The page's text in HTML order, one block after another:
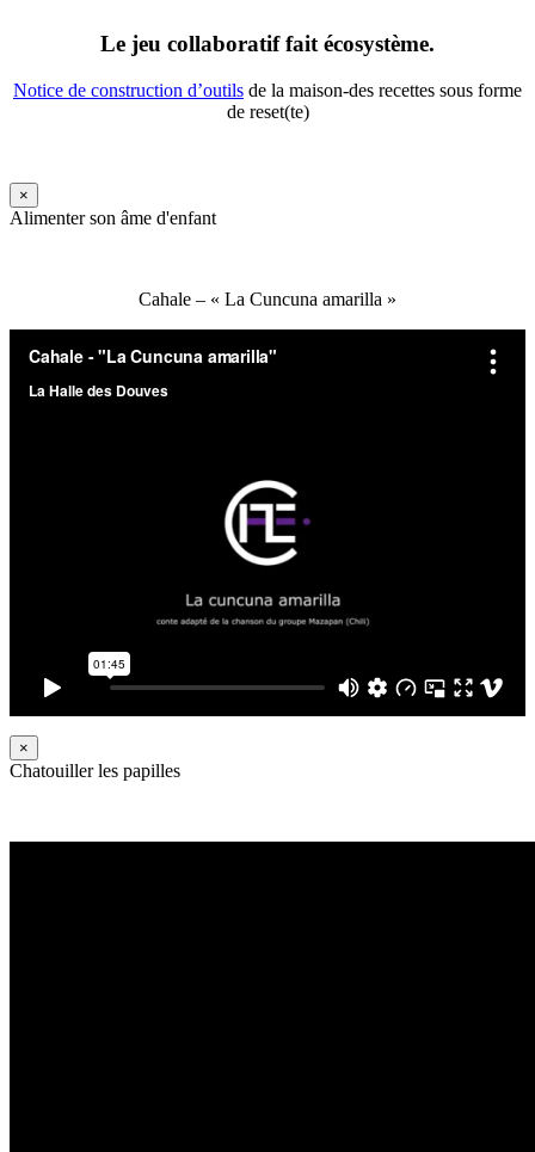
Le jeu collaboratif fait écosystème.
Notice de construction d’outils de la maison-des recettes sous forme
de reset(te)
×
Alimenter son âme d'enfant
Cahale – « La Cuncuna amarilla »
×
Chatouiller les papilles